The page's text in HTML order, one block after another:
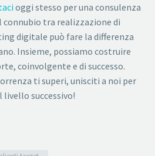
oggi stesso per una consulenza
tra realizzazione di
digitale può fare la differenza
Insieme, possiamo costruire
coinvolgente e di successo.
ti superi, unisciti a noi per
successivo!